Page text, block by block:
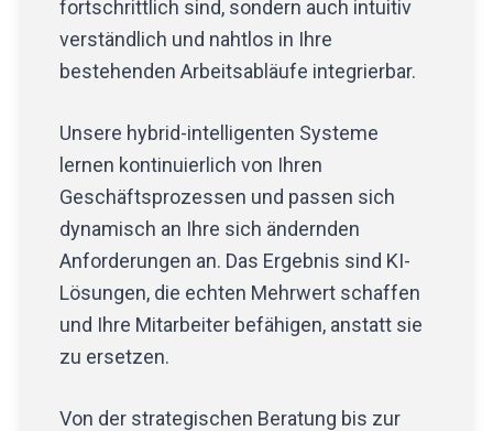
fortschrittlich sind, sondern auch intuitiv
verständlich und nahtlos in Ihre
bestehenden Arbeitsabläufe integrierbar.
Unsere hybrid-intelligenten Systeme
lernen kontinuierlich von Ihren
Geschäftsprozessen und passen sich
dynamisch an Ihre sich ändernden
Anforderungen an. Das Ergebnis sind KI-
Lösungen, die echten Mehrwert schaffen
und Ihre Mitarbeiter befähigen, anstatt sie
zu ersetzen.
Von der strategischen Beratung bis zur